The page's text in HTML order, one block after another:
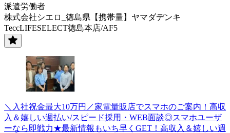
派遣労働者
株式会社シエロ_徳島県【携帯量】ヤマダデンキ
TeccLIFESELECT徳島本店/AF5
＼入社祝金最大10万円／家電量販店でスマホのご案内！高収
入＆嬉しい週払い/スピード採用・WEB面談◎スマホユーザ
ーなら即戦力★最新情報もいち早くGET！高収入＆嬉しい週